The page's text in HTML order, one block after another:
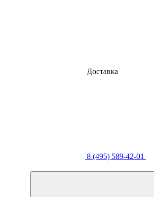
Доставка
8 (495) 589-42-01